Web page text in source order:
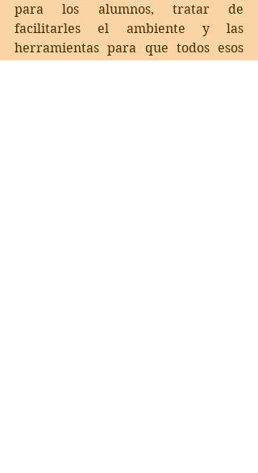
para los alumnos, tratar de
facilitarles el ambiente y las
herramientas para que todos esos